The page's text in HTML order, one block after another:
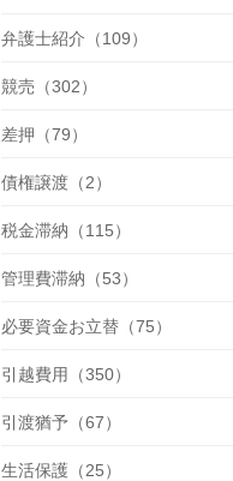
弁護士紹介（109）
競売（302）
差押（79）
債権譲渡（2）
税金滞納（115）
管理費滞納（53）
必要資金お立替（75）
引越費用（350）
引渡猶予（67）
生活保護（25）